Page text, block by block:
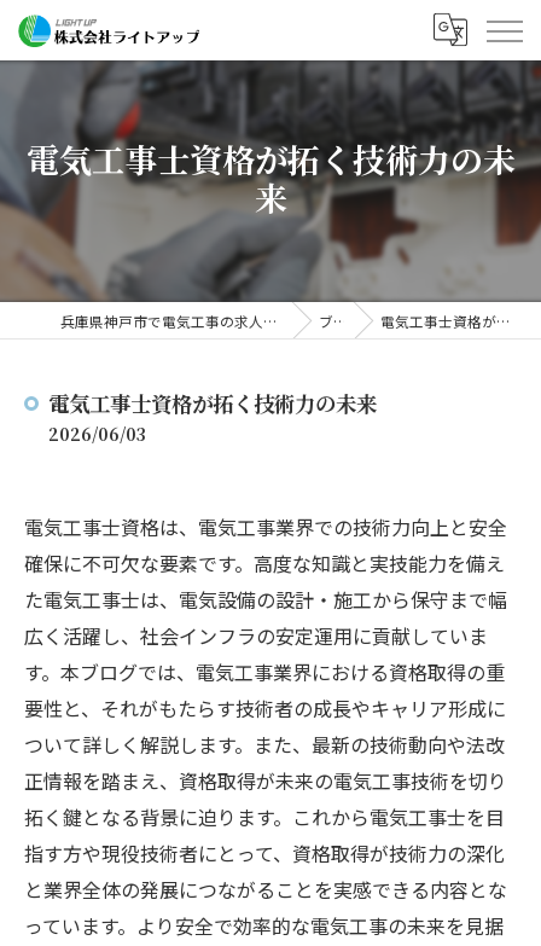
電気工事士資格が拓く技術力の未
来
兵庫県神戸市で電気工事の求人なら株式会社ライトアップ ブログ 電気工事士資格が拓く技術力の未来
電気工事士資格が拓く技術力の未来
2026/06/03
電気工事士資格は、電気工事業界での技術力向上と安全
確保に不可欠な要素です。高度な知識と実技能力を備え
た電気工事士は、電気設備の設計・施工から保守まで幅
広く活躍し、社会インフラの安定運用に貢献していま
す。本ブログでは、電気工事業界における資格取得の重
要性と、それがもたらす技術者の成長やキャリア形成に
ついて詳しく解説します。また、最新の技術動向や法改
正情報を踏まえ、資格取得が未来の電気工事技術を切り
拓く鍵となる背景に迫ります。これから電気工事士を目
指す方や現役技術者にとって、資格取得が技術力の深化
と業界全体の発展につながることを実感できる内容とな
っています。より安全で効率的な電気工事の未来を見据